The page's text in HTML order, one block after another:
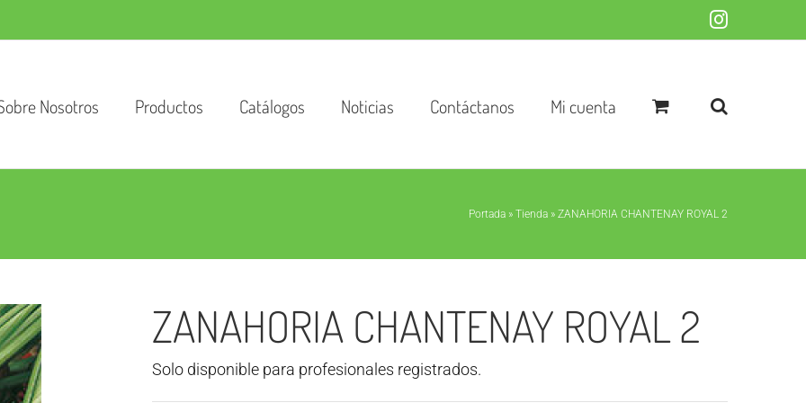
Instagram
Nosotros Productos Catálogos Noticias Contáctanos Mi cuenta
Portada » Tienda » ZANAHORIA CHANTENAY ROYAL 2
ZANAHORIA CHANTENAY ROYAL 2
Solo disponible para profesionales registrados.